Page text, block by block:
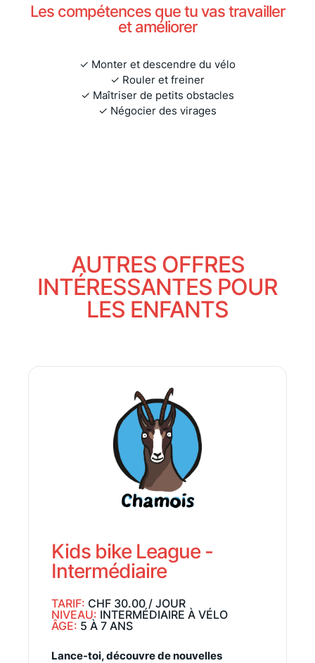
Les compétences que tu vas travailler
et améliorer
✓ Monter et descendre du vélo
✓ Rouler et freiner
✓ Maîtriser de petits obstacles
✓ Négocier des virages
AUTRES OFFRES
INTÉRESSANTES POUR
LES ENFANTS
Kids bike League -
Intermédiaire
TARIF: CHF 30.00 / JOUR
NIVEAU: INTERMÉDIAIRE À VÉLO
ÂGE: 5 À 7 ANS
Lance-toi, découvre de nouvelles